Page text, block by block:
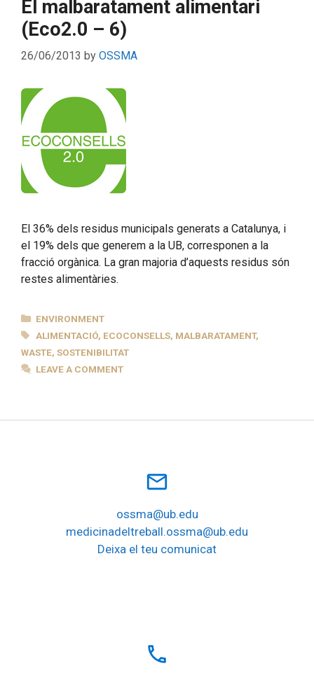
El malbaratament alimentari
(Eco2.0 – 6)
26/06/2013 by OSSMA
El 36% dels residus municipals generats a Catalunya, i
el 19% dels que generem a la UB, corresponen a la
fracció orgànica. La gran majoria d’aquests residus són
restes alimentàries.
CATEGORIES
ENVIRONMENT
TAGS
ALIMENTACIÓ, ECOCONSELLS, MALBARATAMENT,
WASTE, SOSTENIBILITAT
LEAVE A COMMENT
mail_outline
ossma@ub.edu
medicinadeltreball.ossma@ub.edu
Deixa el teu comunicat
local_phone